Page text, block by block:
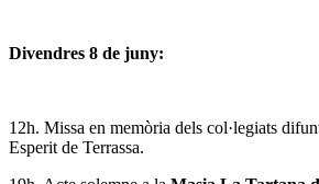
Divendres 8 de juny:
12h. Missa en memòria dels col·legiats
Esperit de Terrassa.